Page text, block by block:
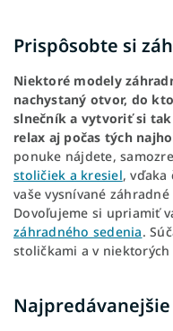
Prispôsobte si
Niektoré modely
nachystaný otvor, do
slnečník a vytvoriť si
relax aj počas tých
ponuke nájdete,
stoličiek a kresiel, vďaka
vaše vysnívané
Dovoľujeme si upriamiť
záhradného sedenia.
stoličkami a v
Najpredávanejšie